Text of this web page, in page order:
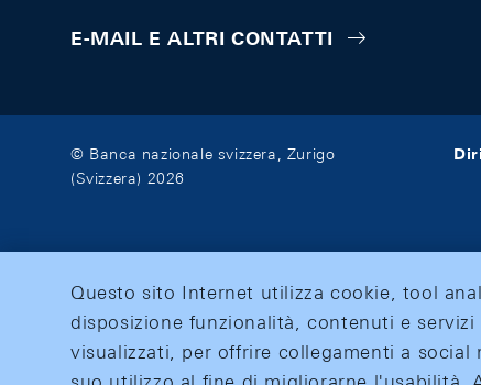
E-MAIL E ALTRI CONTATTI
© Banca nazionale svizzera, Zurigo
(Svizzera) 2026
Questo sito Internet utilizza cookie, tool
disposizione funzionalità, contenuti e
visualizzati, per offrire collegamenti a social